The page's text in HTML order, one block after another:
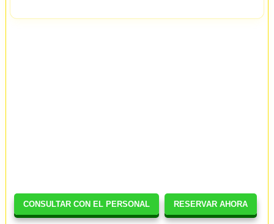
CONSULTAR CON EL PERSONAL RESERVAR AHORA